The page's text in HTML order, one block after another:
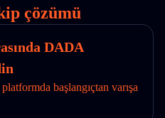
çözümü
DADA
başlangıçtan varışa